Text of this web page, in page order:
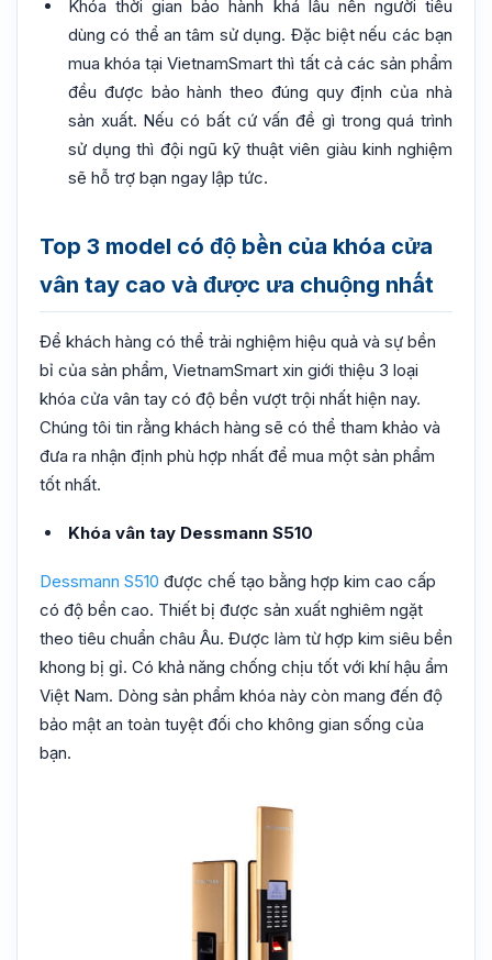
Khóa thời gian bảo hành khá lâu nên người tiêu
dùng có thể an tâm sử dụng. Đặc biệt nếu các bạn
mua khóa tại VietnamSmart thì tất cả các sản phẩm
đều được bảo hành theo đúng quy định của nhà
sản xuất. Nếu có bất cứ vấn đề gì trong quá trình
sử dụng thì đội ngũ kỹ thuật viên giàu kinh nghiệm
sẽ hỗ trợ bạn ngay lập tức.
Top 3 model có độ bền của khóa cửa
vân tay cao và được ưa chuộng nhất
Để khách hàng có thể trải nghiệm hiệu quả và sự bền
bỉ của sản phẩm, VietnamSmart xin giới thiệu 3 loại
khóa cửa vân tay có độ bền vượt trội nhất hiện nay.
Chúng tôi tin rằng khách hàng sẽ có thể tham khảo và
đưa ra nhận định phù hợp nhất để mua một sản phẩm
tốt nhất.
Khóa vân tay Dessmann S510
Dessmann S510 được chế tạo bằng hợp kim cao cấp
có độ bền cao. Thiết bị được sản xuất nghiêm ngặt
theo tiêu chuẩn châu Âu. Được làm từ hợp kim siêu bền
khong bị gỉ. Có khả năng chống chịu tốt với khí hậu ẩm
Việt Nam. Dòng sản phẩm khóa này còn mang đến độ
bảo mật an toàn tuyệt đối cho không gian sống của
bạn.